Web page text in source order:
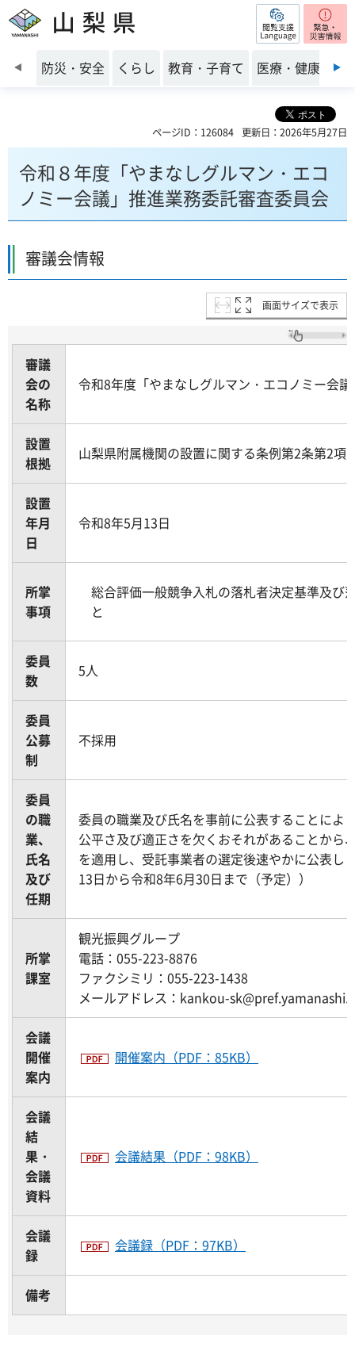
山梨県 閲覧支援
前のスライドを表示
防災・安全 くらし 教育・子育て 医療・健康・福
ページID：126084 更新日：2026年5月27日
令和８年度「やまなしグルマン・エコ
ノミー会議」推進業務委託審査委員会
審議会情報
画面サイズで表示
審議
会の
名称
令和8年度「やまなしグルマン・エコノミー会
設置
根拠
山梨県附属機関の設置に関する条例第2条第2項
設置
年月
日
令和8年5月13日
所掌
事項
総合評価一般競争入札の落札者決定基準及び
と
委員
数
5人
委員
公募
制
不採用
委員
の職
業、
氏名
及び
任期
委員の職業及び氏名を事前に公表することによ
公平さ及び適正さを欠くおそれがあることから
を適用し、受託事業者の選定後速やかに公表し
13日から令和8年6月30日まで（予定））
所掌
課室
観光振興グループ
電話：055-223-8876
ファクシミリ：055-223-1438
メールアドレス：kankou-
会議
開催
案内
開催案内（PDF：85KB）
会議
結
果・
会議
資料
会議結果（PDF：98KB）
会議
録
会議録（PDF：97KB）
備考